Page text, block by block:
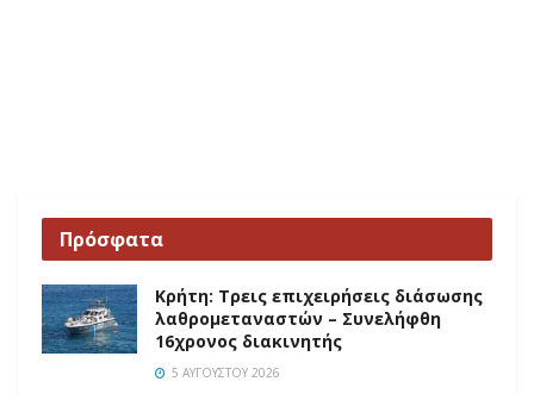
Πρόσφατα
Κρήτη: Τρεις επιχειρήσεις διάσωσης
λαθρομεταναστών – Συνελήφθη
16χρονος διακινητής
5 ΑΥΓΟΎΣΤΟΥ 2026